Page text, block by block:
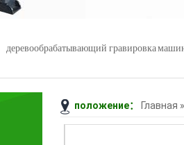
деревообрабатывающий гравировка
положение： Главная